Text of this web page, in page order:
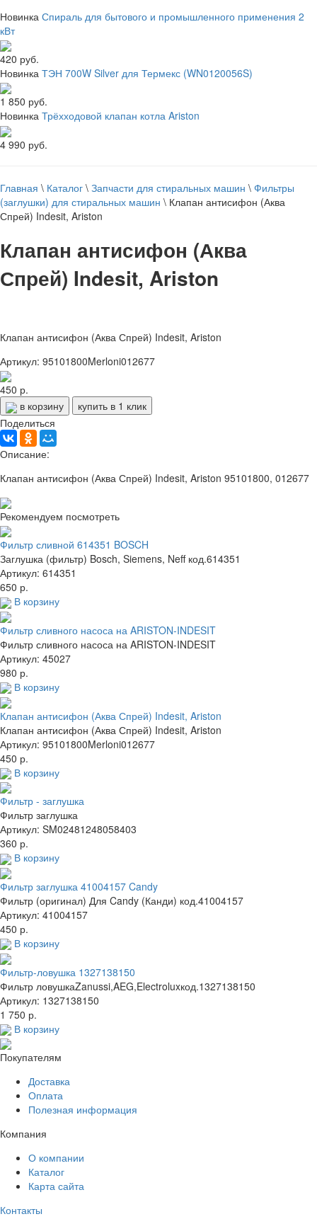
Новинка Спираль для бытового и промышленного применения 2
кВт
420 руб.
Новинка ТЭН 700W Silver для Термекс (WN0120056S)
1 850 руб.
Новинка Трёхходовой клапан котла Ariston
4 990 руб.
Главная \ Каталог \ Запчасти для стиральных машин \ Фильтры
(заглушки) для стиральных машин \ Клапан антисифон (Аква
Спрей) Indesit, Ariston
Клапан антисифон (Аква
Спрей) Indesit, Ariston
Клапан антисифон (Аква Спрей) Indesit, Ariston
Артикул: 95101800Merloni012677
450 р.
в корзину
купить в 1 клик
Поделиться
Описание:
Клапан антисифон (Аква Спрей) Indesit, Ariston 95101800, 012677
Рекомендуем посмотреть
Фильтр сливной 614351 BOSCH
Заглушка (фильтр) Bosch, Siemens, Neff код.614351
Артикул: 614351
650 р.
В корзину
Фильтр сливного насоса на ARISTON-INDESIT
Фильтр сливного насоса на ARISTON-INDESIT
Артикул: 45027
980 р.
В корзину
Клапан антисифон (Аква Спрей) Indesit, Ariston
Клапан антисифон (Аква Спрей) Indesit, Ariston
Артикул: 95101800Merloni012677
450 р.
В корзину
Фильтр - заглушка
Фильтр заглушка
Артикул: SM02481248058403
360 р.
В корзину
Фильтр заглушка 41004157 Candy
Фильтр (оригинал) Для Candy (Канди) код.41004157
Артикул: 41004157
450 р.
В корзину
Фильтр-ловушка 1327138150
Фильтр ловушкаZanussi,AEG,Electroluxкод.1327138150
Артикул: 1327138150
1 750 р.
В корзину
Покупателям
Доставка
Оплата
Полезная информация
Компания
О компании
Каталог
Карта сайта
Контакты